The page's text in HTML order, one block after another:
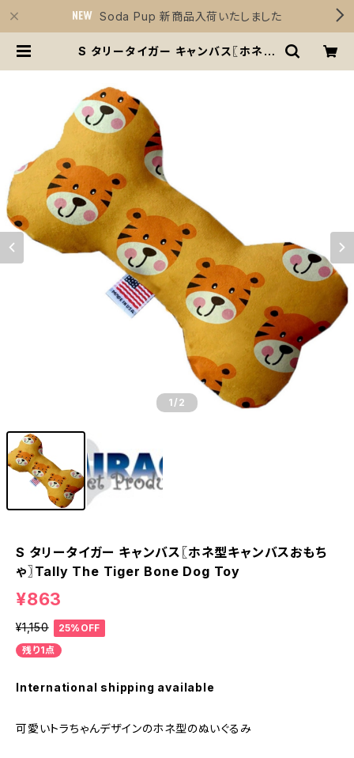
Soda Pup 新商品入荷いたしました
S タリータイガー キャンバス〖ホネ型
1 /2
S タリータイガー キャンバス〖ホネ型キャンバスおもち
ゃ〗Tally The Tiger Bone Dog Toy
¥863
¥1,150
25%OFF
残り1点
International shipping available
可愛いトラちゃんデザインのホネ型のぬいぐるみ